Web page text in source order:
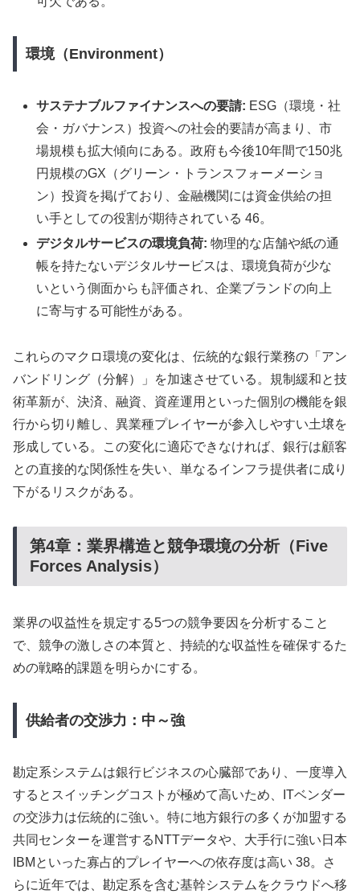
環境（Environment）
サステナブルファイナンスへの要請: ESG（環境・社
会・ガバナンス）投資への社会的要請が高まり、市
場規模も拡大傾向にある。政府も今後10年間で150兆
円規模のGX（グリーン・トランスフォーメーショ
ン）投資を掲げており、金融機関には資金供給の担
い手としての役割が期待されている 46。
デジタルサービスの環境負荷: 物理的な店舗や紙の通
帳を持たないデジタルサービスは、環境負荷が少な
いという側面からも評価され、企業ブランドの向上
に寄与する可能性がある。
これらのマクロ環境の変化は、伝統的な銀行業務の「アン
バンドリング（分解）」を加速させている。規制緩和と技
術革新が、決済、融資、資産運用といった個別の機能を銀
行から切り離し、異業種プレイヤーが参入しやすい土壌を
形成している。この変化に適応できなければ、銀行は顧客
との直接的な関係性を失い、単なるインフラ提供者に成り
下がるリスクがある。
第4章：業界構造と競争環境の分析（Five
Forces Analysis）
業界の収益性を規定する5つの競争要因を分析すること
で、競争の激しさの本質と、持続的な収益性を確保するた
めの戦略的課題を明らかにする。
供給者の交渉力：中～強
勘定系システムは銀行ビジネスの心臓部であり、一度導入
するとスイッチングコストが極めて高いため、ITベンダー
の交渉力は伝統的に強い。特に地方銀行の多くが加盟する
共同センターを運営するNTTデータや、大手行に強い日本
IBMといった寡占的プレイヤーへの依存度は高い 38。さ
らに近年では、勘定系を含む基幹システムをクラウドへ移